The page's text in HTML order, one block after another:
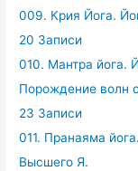
009. Крия Йога.
20 Записи
010. Мантра йога.
Порождение волн
23 Записи
011. Пранаяма
Высшего Я.